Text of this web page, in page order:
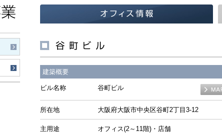
建築概要
ビル名称
谷町ビル
MAP
所在地
大阪府大阪市中央区谷町2丁目3-12
主用途 オフィス(2～11階)・店舗